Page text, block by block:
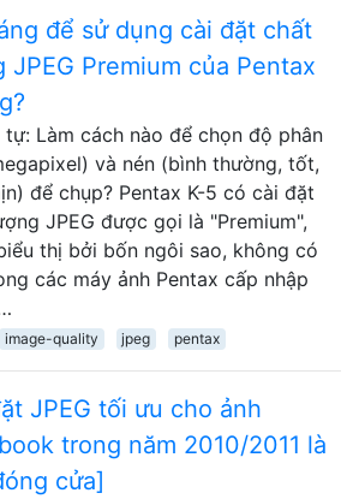
để sử dụng cài đặt chất
JPEG Premium của Pentax
tự: Làm cách nào để chọn độ phân
và nén (bình thường, tốt,
để chụp? Pentax K-5 có cài đặt
JPEG được gọi là "Premium",
thị bởi bốn ngôi sao, không có
các máy ảnh Pentax cấp nhập
image-quality jpeg pentax
JPEG tối ưu cho ảnh
trong năm 2010/2011 là
cửa]